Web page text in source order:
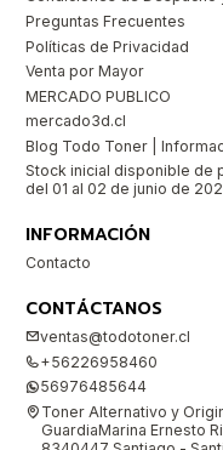
Preguntas Frecuentes
Políticas de Privacidad
Venta por Mayor
MERCADO PUBLICO
mercado3d.cl
Blog Todo Toner |
Stock inicial disponible de
del 01 al 02 de junio de
INFORMACIÓN
Contacto
CONTÁCTANOS
ventas@todotoner.cl
+56226958460
56976485644
Toner Alternativo y
GuardiaMarina Ernesto